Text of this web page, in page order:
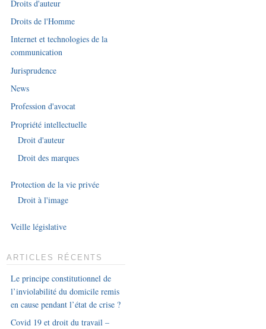
Droits d'auteur
Droits de l'Homme
Internet et technologies de la
communication
Jurisprudence
News
Profession d'avocat
Propriété intellectuelle
Droit d'auteur
Droit des marques
Protection de la vie privée
Droit à l'image
Veille législative
ARTICLES RÉCENTS
Le principe constitutionnel de
l’inviolabilité du domicile remis
en cause pendant l’état de crise ?
Covid 19 et droit du travail –